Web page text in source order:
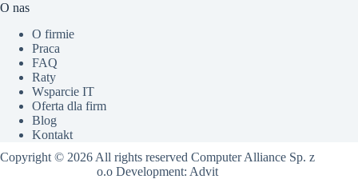
O nas
O firmie
Praca
FAQ
Raty
Wsparcie IT
Oferta dla firm
Blog
Kontakt
Copyright © 2026 All rights reserved Computer Alliance Sp. z
o.o Development: Advit